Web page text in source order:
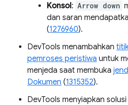
Konsol: Arrow down
dan saran
(1276960).
DevTools menambahkan
pemroses peristiwa untuk
menjeda saat membuka
Dokumen (1315352).
DevTools menyiapkan